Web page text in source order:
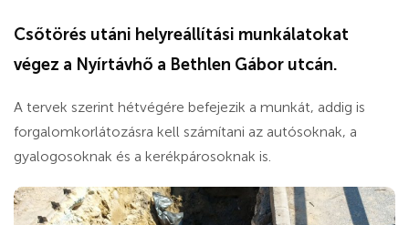
Csőtörés utáni helyreállítási munkálatokat
végez a Nyírtávhő a Bethlen Gábor utcán.
A tervek szerint hétvégére befejezik a munkát, addig is
forgalomkorlátozásra kell számítani az autósoknak, a
gyalogosoknak és a kerékpárosoknak is.